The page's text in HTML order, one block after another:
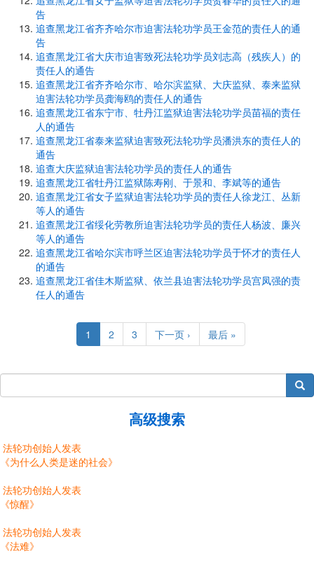
告
追查黑龙江省齐齐哈尔市迫害法轮功学员王金范的责任人的通
告
追查黑龙江省大庆市迫害致死法轮功学员刘志高（残疾人）的
责任人的通告
追查黑龙江省齐齐哈尔市、哈尔滨监狱、大庆监狱、泰来监狱
迫害法轮功学员龚海鸥的责任人的通告
追查黑龙江省东宁市、牡丹江监狱迫害法轮功学员苗福的责任
人的通告
追查黑龙江省泰来监狱迫害致死法轮功学员潘洪东的责任人的
通告
追查大庆监狱迫害法轮功学员的责任人的通告
追查黑龙江省牡丹江监狱陈寿刚、于景和、李斌等的通告
追查黑龙江省女子监狱迫害法轮功学员的责任人徐龙江、丛新
等人的通告
追查黑龙江省绥化劳教所迫害法轮功学员的责任人杨波、廉兴
等人的通告
追查黑龙江省哈尔滨市呼兰区迫害法轮功学员于怀才的责任人
的通告
追查黑龙江省佳木斯监狱、依兰县迫害法轮功学员宫凤强的责
任人的通告
Current
page
1 Page
2 Page
3
Next
page
下一页 ›
Last
page
最后 »
搜索
高级搜索
法轮功创始人发表
《为什么人类是迷的社会》
法轮功创始人发表
《惊醒》
法轮功创始人发表
《法难》